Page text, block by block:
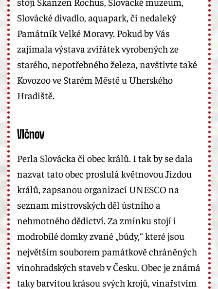
Slovácké divadlo, aquapark, či nedaleký
Památník Velké Moravy. Pokud by Vás
zajímala výstava zvířátek vyrobených ze
starého, nepotřebného železa, navštivte také
Kovozoo ve Starém Městě u Uherského
Hradiště.
Vlčnov
Perla Slovácka či obec králů. I tak by se dala
nazvat tato obec proslulá květnovou Jízdou
králů, zapsanou organizací UNESCO na
seznam mistrovských děl ústního a
nehmotného dědictví. Za zmínku stojí i
modrobílé domky zvané „búdy,“ které jsou
největším souborem památkově chráněných
vinohradských staveb v Česku. Obec je známá
taky barvitou krásou svých krojů, vinařstvím